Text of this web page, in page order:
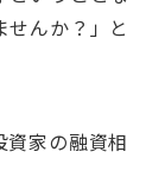
んか？」と
家の融資相